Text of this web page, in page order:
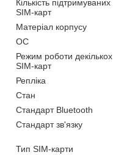
Кількість підтримуваних
SIM-карт
Матеріал корпусу
ОС
Режим роботи декількох
SIM-карт
Репліка
Стан
Стандарт Bluetooth
Стандарт зв'язку
Тип SIM-карти